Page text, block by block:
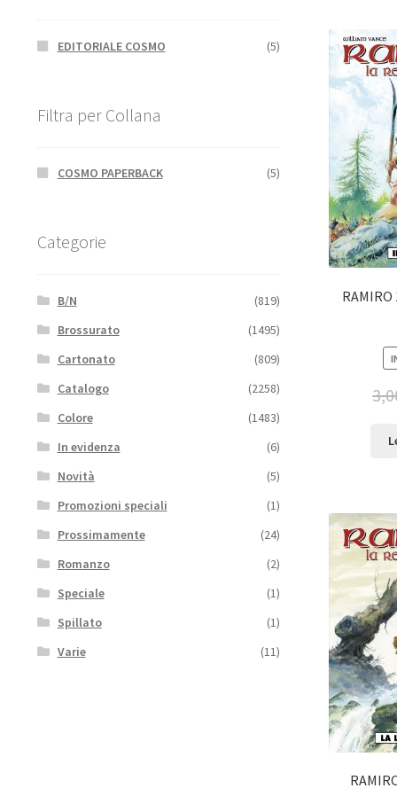
RAMIRO
EDITORIALE COSMO (5)
Filtra per Collana
COSMO PAPERBACK (5)
Categorie
B/N
(819)
Brossurato
(1495)
Cartonato
(809)
Catalogo
(2258)
Colore
(1483)
In evidenza
(6)
Novità
(5)
Promozioni speciali
(1)
Prossimamente
(24)
Romanzo
(2)
Speciale
(1)
Spillato
(1)
Varie
(11)